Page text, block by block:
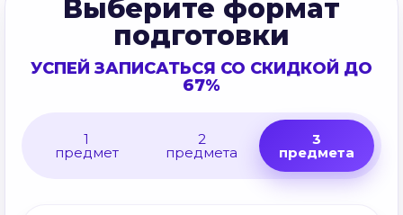
Выберите формат
подготовки
УСПЕЙ ЗАПИСАТЬСЯ СО СКИДКОЙ ДО
67%
1
предмет
2
предмета
3
предмета